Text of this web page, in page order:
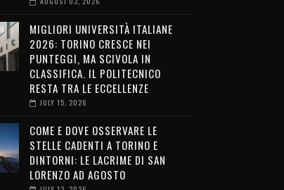
MIGLIORI UNIVERSITÀ ITALIANE
2026: TORINO CRESCE NEI
PUNTEGGI, MA SCIVOLA IN
CLASSIFICA. IL POLITECNICO
RESTA TRA LE ECCELLENZE
JULY 15, 2026
COME E DOVE OSSERVARE LE
STELLE CADENTI A TORINO E
DINTORNI: LE LACRIME DI SAN
LORENZO AD AGOSTO